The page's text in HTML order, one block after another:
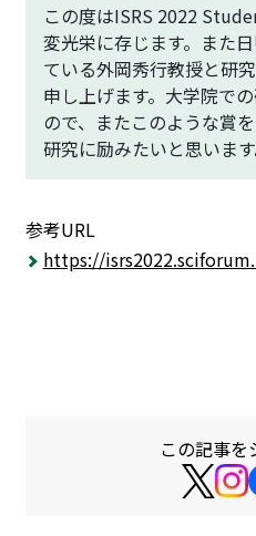
この度はISRS 2022
変光栄に存じます。また
ている外岡秀行教授と研
申し上げます。大学院で
ので、またこのような賞
研究に励みたいと思います
参考URL
https://
この記事を